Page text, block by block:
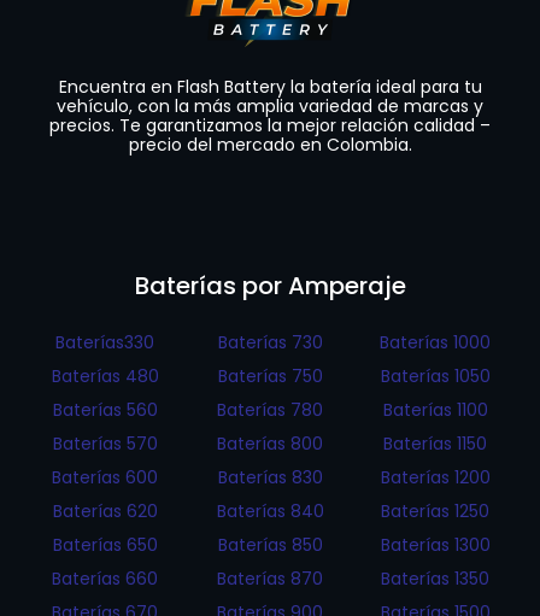
Encuentra en Flash Battery la batería ideal para tu
vehículo, con la más amplia variedad de marcas y
precios. Te garantizamos la mejor relación calidad –
precio del mercado en Colombia.
Baterías por Amperaje
Baterías330
Baterías 480
Baterías 560
Baterías 570
Baterías 600
Baterías 620
Baterías 650
Baterías 660
Baterías 730
Baterías 750
Baterías 780
Baterías 800
Baterías 830
Baterías 840
Baterías 850
Baterías 870
Baterías 1000
Baterías 1050
Baterías 1100
Baterías 1150
Baterías 1200
Baterías 1250
Baterías 1300
Baterías 1350